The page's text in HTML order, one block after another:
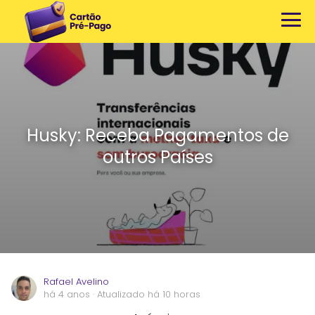
Husky: Receba Pagamentos de
outros Países
Rafael Avelino
há 4 anos · Atualizado há 10 horas